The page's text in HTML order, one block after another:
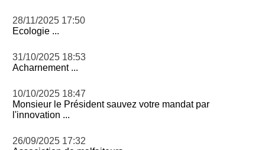
28/11/2025 17:50
Ecologie ...
31/10/2025 18:53
Acharnement ...
10/10/2025 18:47
Monsieur le Président sauvez votre mandat par
l'innovation ...
26/09/2025 17:32